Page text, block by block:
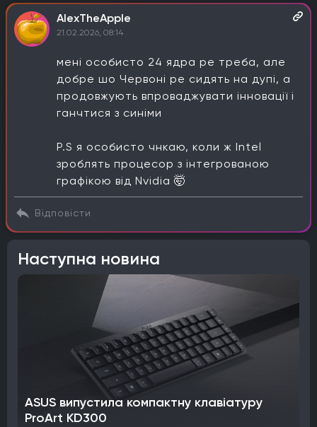
AlexTheApple
21.02.2026, 08:14
мені особисто 24 ядра ре треба, але
добре шо Червоні ре сидять на дупі, а
продовжують впроваджувати інновації і
ганчтися з синіми
P.S я особисто чнкаю, коли ж Intel
зроблять процесор з інтегрованою
графікою від Nvidia 🤯
Відповісти
Наступна новина
ASUS випустила компактну клавіатуру
ProArt KD300